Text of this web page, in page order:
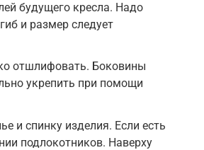
будущего кресла. Надо
и размер следует
отшлифовать. Боковины
укрепить при помощи
и спинку изделия. Если есть
подлокотников. Наверху